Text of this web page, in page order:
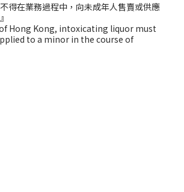
得在業務過程中，向未成年人售賣或供應
Hong Kong, intoxicating liquor must
to a minor in the course of